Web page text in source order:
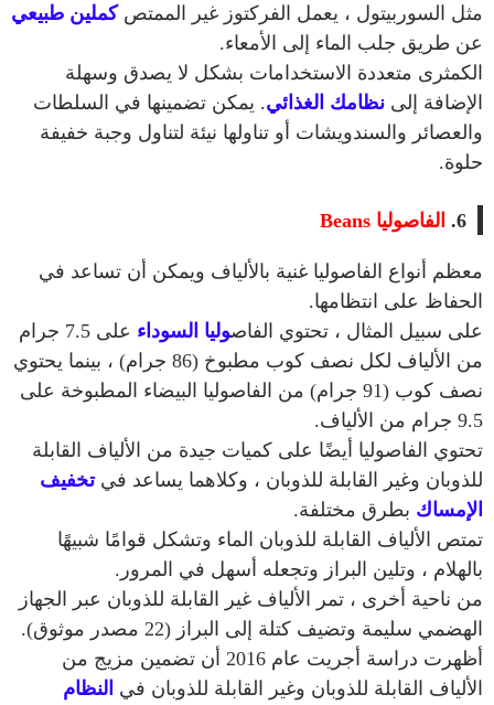
مثل السوربيتول ، يعمل الفركتوز غير الممتص كملين طبيعي
عن طريق جلب الماء إلى الأمعاء.
الكمثرى متعددة الاستخدامات بشكل لا يصدق وسهلة
الإضافة إلى نظامك الغذائي. يمكن تضمينها في السلطات
والعصائر والسندويشات أو تناولها نيئة لتناول وجبة خفيفة
حلوة.
6. الفاصوليا Beans
معظم أنواع الفاصوليا غنية بالألياف ويمكن أن تساعد في
الحفاظ على انتظامها.
على سبيل المثال ، تحتوي الفاصوليا السوداء
على 7.5 جرام
من الألياف لكل نصف كوب مطبوخ (86 جرام) ، بينما يحتوي
نصف كوب (91 جرام) من الفاصوليا البيضاء المطبوخة على
9.5 جرام من الألياف.
تحتوي الفاصوليا أيضًا على كميات جيدة من الألياف القابلة
للذوبان وغير القابلة للذوبان ، وكلاهما يساعد في تخفيف
الإمساك بطرق مختلفة.
تمتص الألياف القابلة للذوبان الماء وتشكل قوامًا شبيهًا
بالهلام ، وتلين البراز وتجعله أسهل في المرور.
من ناحية أخرى ، تمر الألياف غير القابلة للذوبان عبر الجهاز
الهضمي سليمة وتضيف كتلة إلى البراز (22 مصدر موثوق).
أظهرت دراسة أجريت عام 2016 أن تضمين مزيج من
الألياف القابلة للذوبان وغير القابلة للذوبان في النظام